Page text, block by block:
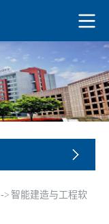
-> 智能建造与工程软